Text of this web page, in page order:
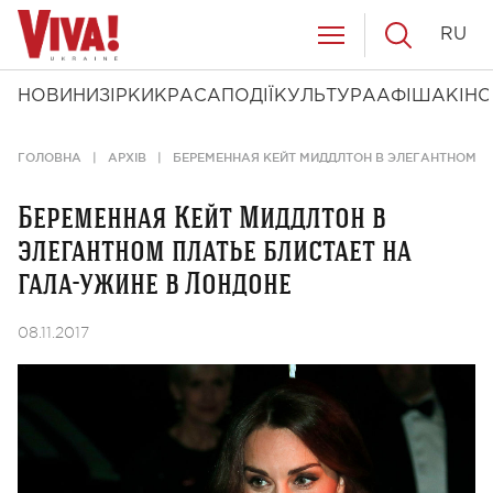
НОВИНИ ЗІРКИ КРАСА ПОДІЇ КУЛЬТУРААФІША КІНО
RU
ГОЛОВНА АРХІВ БЕРЕМЕННАЯ КЕЙТ МИДДЛТОН В ЭЛЕГАНТНОМ
Беременная Кейт Миддлтон в
элегантном платье блистает на
гала-ужине в Лондоне
08.11.2017